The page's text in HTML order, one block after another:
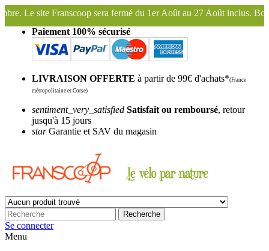
fermé du 1er Août au 27 Août inclus. Bonnes vacances !
Paiement 100% sécurisé
LIVRAISON OFFERTE à partir de 99€ d'achats*(France
métropolitaine et Corse)
sentiment_very_satisfied Satisfait ou remboursé, retour
jusqu'à 15 jours
starGarantie et SAV du magasin
Recherche
Se connecter
Menu